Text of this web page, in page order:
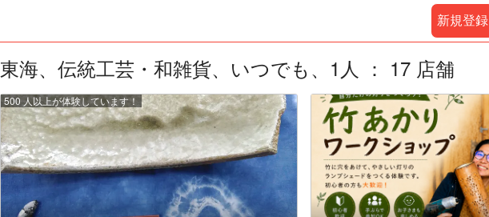
新規登録
東海、伝統工芸・和雑貨、いつでも、1人 ： 17 店舗
500 人以上が体験しています！